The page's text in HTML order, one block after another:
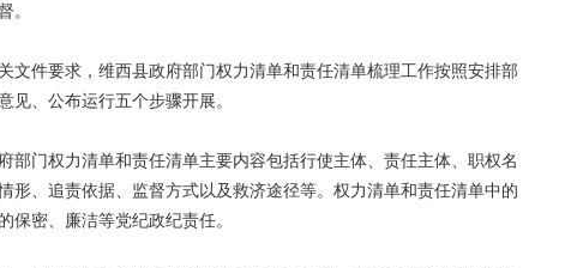
。
文件要求，维西县政府部门权力清单和责任清单梳理工作按照安排部
见、公布运行五个步骤开展。
部门权力清单和责任清单主要内容包括行使主体、责任主体、职权名
形、追责依据、监督方式以及救济途径等。权力清单和责任清单中的
保密、廉洁等党纪政纪责任。